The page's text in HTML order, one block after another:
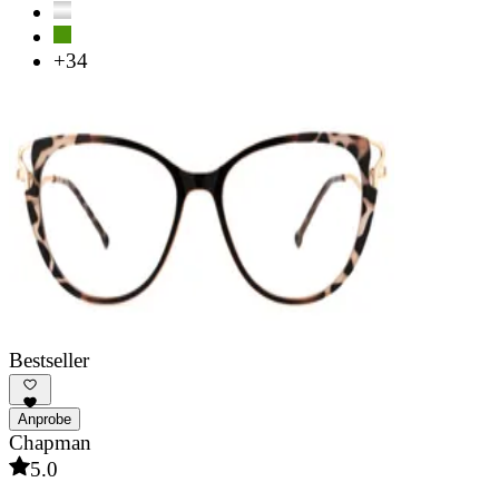
+34
Bestseller
Anprobe
Chapman
5.0